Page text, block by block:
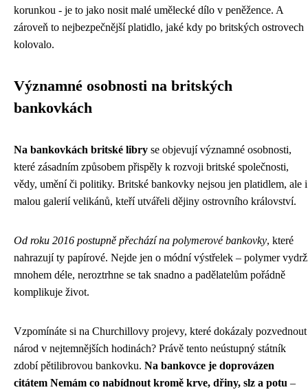
korunkou - je to jako nosit malé umělecké dílo v peněžence. A
zároveň to nejbezpečnější platidlo, jaké kdy po britských ostrovech
kolovalo.
Významné osobnosti na britských
bankovkách
Na bankovkách britské libry se objevují významné osobnosti,
které zásadním způsobem přispěly k rozvoji britské společnosti,
vědy, umění či politiky. Britské bankovky nejsou jen platidlem, ale i
malou galerií velikánů, kteří utvářeli dějiny ostrovního království.
Od roku 2016 postupně přechází na polymerové bankovky, které
nahrazují ty papírové. Nejde jen o módní výstřelek – polymer
mnohem déle, neroztrhne se tak snadno a padělatelům pořádně
komplikuje život.
Vzpomínáte si na Churchillovy projevy, které dokázaly pozvednout
národ v nejtemnějších hodinách? Právě tento neústupný státník
zdobí pětilibrovou bankovku. Na bankovce je doprovázen
citátem Nemám co nabídnout kromě krve, dřiny, slz a potu –